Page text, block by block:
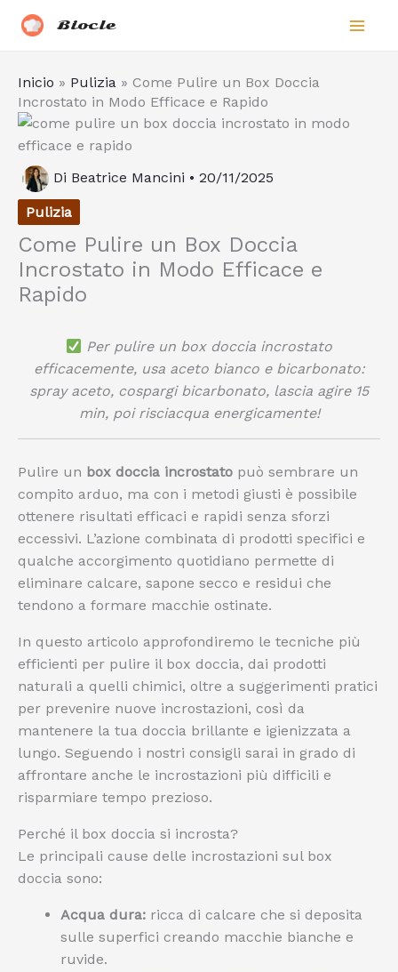
Biocle
Inicio » Pulizia » Come Pulire un Box Doccia
Incrostato in Modo Efficace e Rapido
Di Beatrice Mancini • 20/11/2025
Pulizia
Come Pulire un Box Doccia
Incrostato in Modo Efficace e
Rapido
Per pulire un box doccia incrostato
efficacemente, usa aceto bianco e bicarbonato:
spray aceto, cospargi bicarbonato, lascia agire 15
min, poi risciacqua energicamente!
Pulire un box doccia incrostato può sembrare un
compito arduo, ma con i metodi giusti è possibile
ottenere risultati efficaci e rapidi senza sforzi
eccessivi. L’azione combinata di prodotti specifici e
qualche accorgimento quotidiano permette di
eliminare calcare, sapone secco e residui che
tendono a formare macchie ostinate.
In questo articolo approfondiremo le tecniche più
efficienti per pulire il box doccia, dai prodotti
naturali a quelli chimici, oltre a suggerimenti pratici
per prevenire nuove incrostazioni, così da
mantenere la tua doccia brillante e igienizzata a
lungo. Seguendo i nostri consigli sarai in grado di
affrontare anche le incrostazioni più difficili e
risparmiare tempo prezioso.
Perché il box doccia si incrosta?
Le principali cause delle incrostazioni sul box
doccia sono:
Acqua dura: ricca di calcare che si deposita
sulle superfici creando macchie bianche e
ruvide.